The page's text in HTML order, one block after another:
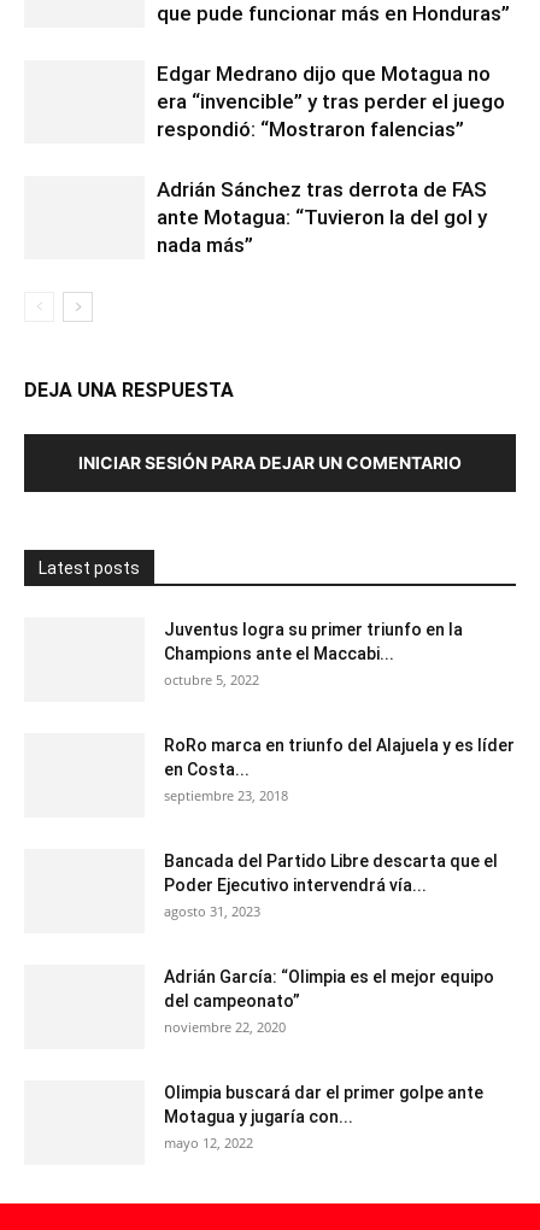
que pude funcionar más en Honduras”
Edgar Medrano dijo que Motagua no
era “invencible” y tras perder el juego
respondió: “Mostraron falencias”
Adrián Sánchez tras derrota de FAS
ante Motagua: “Tuvieron la del gol y
nada más”
DEJA UNA RESPUESTA
INICIAR SESIÓN PARA DEJAR UN COMENTARIO
Latest posts
Juventus logra su primer triunfo en la
Champions ante el Maccabi...
octubre 5, 2022
RoRo marca en triunfo del Alajuela y es líder
en Costa...
septiembre 23, 2018
Bancada del Partido Libre descarta que el
Poder Ejecutivo intervendrá vía...
agosto 31, 2023
Adrián García: “Olimpia es el mejor equipo
del campeonato”
noviembre 22, 2020
Olimpia buscará dar el primer golpe ante
Motagua y jugaría con...
mayo 12, 2022